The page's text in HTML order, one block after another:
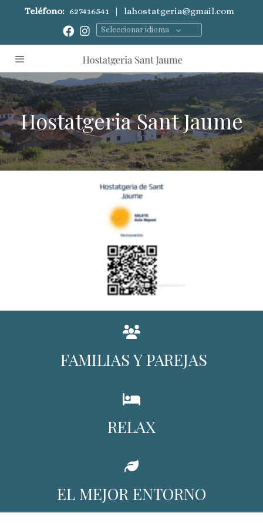
Teléfono: 627416541 | lahostatgeria@gmail.com
Seleccionar idioma
Hostatgeria Sant Jaume
FAMILIAS Y PAREJAS
RELAX
EL MEJOR ENTORNO